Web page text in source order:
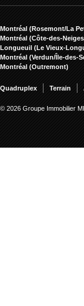
Montréal (Rosemont/La
Montréal (Côte-des-
Longueuil (Le Vieux-
Montréal (Verdun/Île-des-
Montréal (Outremont)
Quadruplex Terrain
© 2026 Groupe Immobilier